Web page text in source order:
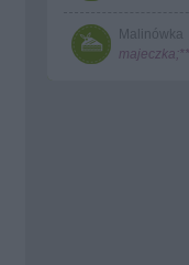
Malinówka
majeczka;**